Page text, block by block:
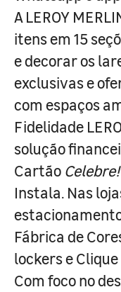
A LEROY
itens em 15
e decorar os
exclusivas e
com espaços
Fidelidade
solução
Cartão Celebre!
Instala. Nas
Fábrica de
lockers e
Com foco no